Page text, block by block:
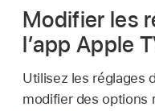
Modifier les
l’app Apple
Utilisez les réglages
modifier des options